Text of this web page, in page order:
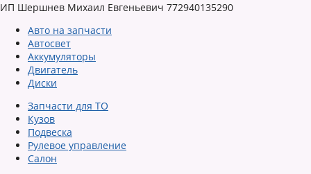
ИП Шершнев Михаил Евгеньевич 772940135290
Авто на запчасти
Автосвет
Аккумуляторы
Двигатель
Диски
Запчасти для ТО
Кузов
Подвеска
Рулевое управление
Салон